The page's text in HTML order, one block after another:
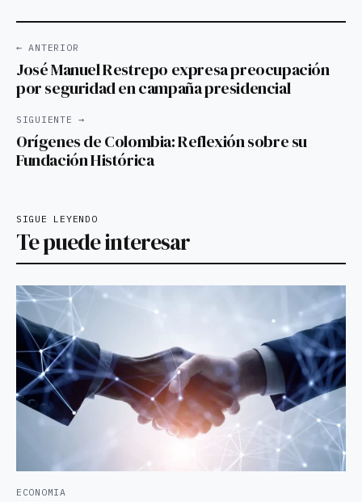
← ANTERIOR
José Manuel Restrepo expresa preocupación
por seguridad en campaña presidencial
SIGUIENTE →
Orígenes de Colombia: Reflexión sobre su
Fundación Histórica
SIGUE LEYENDO
Te puede interesar
ECONOMIA